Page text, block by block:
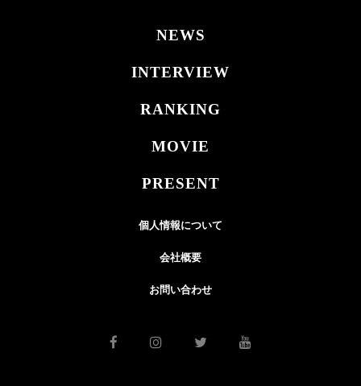
NEWS
INTERVIEW
RANKING
MOVIE
PRESENT
個人情報について
会社概要
お問い合わせ